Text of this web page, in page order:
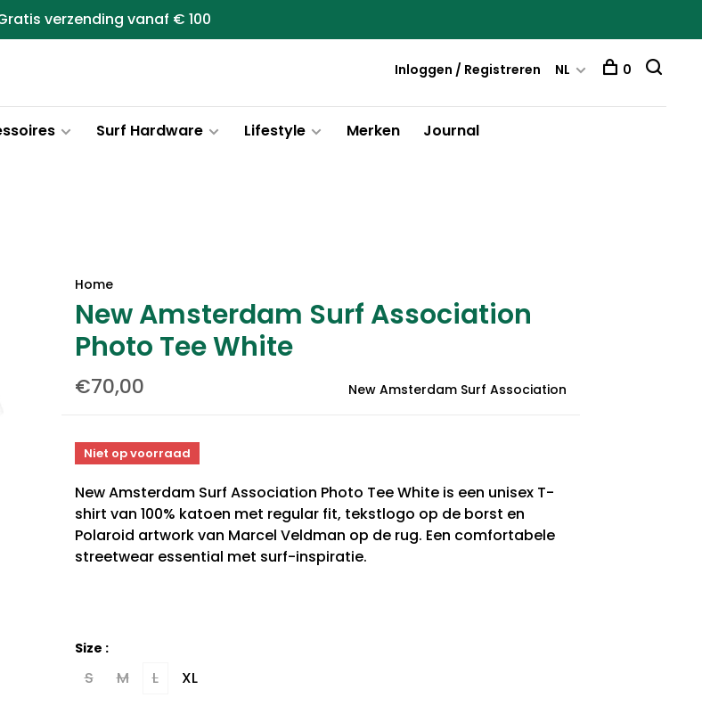
verzending vanaf € 100
Surf Hardware Lifestyle Merken Journal
Inloggen / Registreren NL 0
Home
New Amsterdam Surf Association
Photo Tee White
€70,00 New Amsterdam Surf Association
Niet op voorraad
New Amsterdam Surf Association Photo Tee White is een unisex T-
shirt van 100% katoen met regular fit, tekstlogo op de borst en
Polaroid artwork van Marcel Veldman op de rug. Een comfortabele
streetwear essential met surf-inspiratie.
Size :
S M L XL